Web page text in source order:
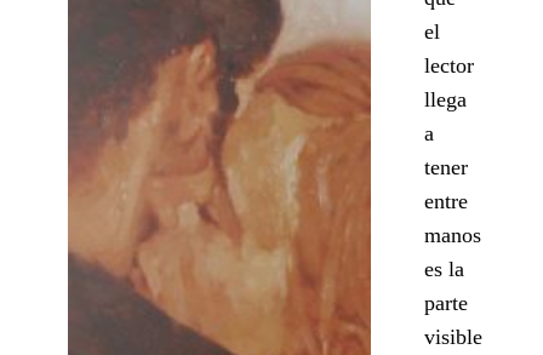
el
lector
llega
a
tener
entre
manos
es la
parte
visible